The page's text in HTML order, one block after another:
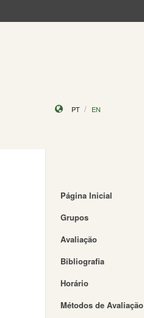
PT EN
Página Inicial
Grupos
Avaliação
Bibliografia
Horário
Métodos de Avaliação